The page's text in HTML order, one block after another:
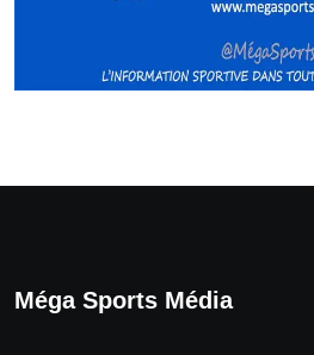
Méga Sports Média